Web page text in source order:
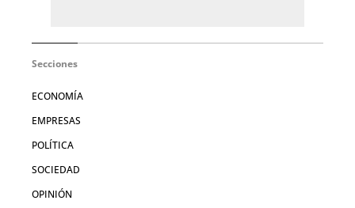
Secciones
ECONOMÍA
EMPRESAS
POLÍTICA
SOCIEDAD
OPINIÓN